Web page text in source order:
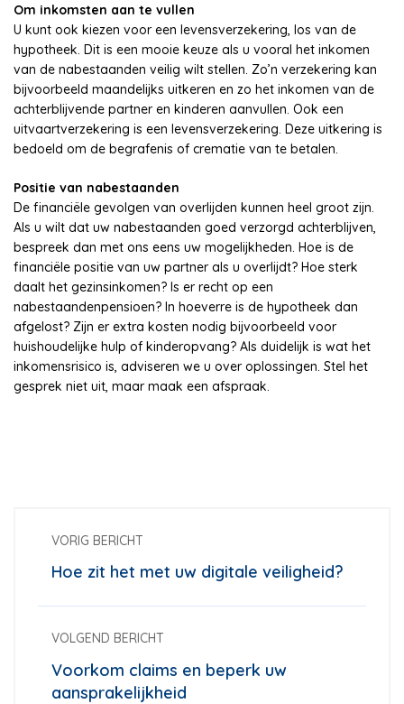
Om inkomsten aan te vullen
U kunt ook kiezen voor een levensverzekering, los van de
hypotheek. Dit is een mooie keuze als u vooral het inkomen
van de nabestaanden veilig wilt stellen. Zo’n verzekering kan
bijvoorbeeld maandelijks uitkeren en zo het inkomen van de
achterblijvende partner en kinderen aanvullen. Ook een
uitvaartverzekering is een levensverzekering. Deze uitkering is
bedoeld om de begrafenis of crematie van te betalen.
Positie van nabestaanden
De financiële gevolgen van overlijden kunnen heel groot zijn.
Als u wilt dat uw nabestaanden goed verzorgd achterblijven,
bespreek dan met ons eens uw mogelijkheden. Hoe is de
financiële positie van uw partner als u overlijdt? Hoe sterk
daalt het gezinsinkomen? Is er recht op een
nabestaandenpensioen? In hoeverre is de hypotheek dan
afgelost? Zijn er extra kosten nodig bijvoorbeeld voor
huishoudelijke hulp of kinderopvang? Als duidelijk is wat het
inkomensrisico is, adviseren we u over oplossingen. Stel het
gesprek niet uit, maar maak een afspraak.
VORIG BERICHT
Hoe zit het met uw digitale veiligheid?
VOLGEND BERICHT
Voorkom claims en beperk uw
aansprakelijkheid